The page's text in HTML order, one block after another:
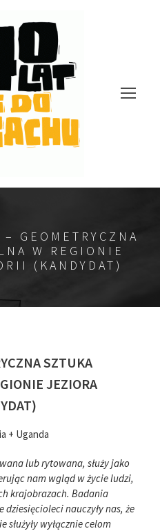
GEOMETRYCZNA
W REGIONIE
(KANDYDAT)
SZTUKA
JEZIORA
+ Uganda
lub rytowana, służy jako
nam wgląd w życie ludzi,
krajobrazach. Badania
dziesięcioleci nauczyły nas, że
służyły wyłącznie celom